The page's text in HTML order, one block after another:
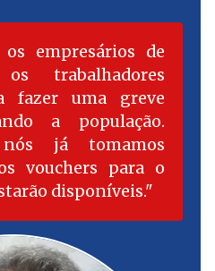
empresários de
trabalhadores
fazer uma greve
a população.
já tomamos
vouchers para o
disponíveis.